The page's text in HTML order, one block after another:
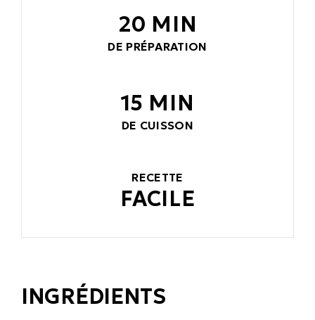
20 MIN
DE PRÉPARATION
15 MIN
DE CUISSON
RECETTE
FACILE
INGRÉDIENTS